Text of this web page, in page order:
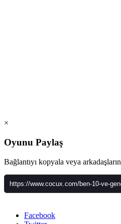
×
Oyunu Paylaş
Bağlantıyı kopyala veya
Facebook